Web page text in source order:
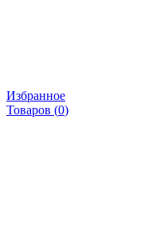
Избранное
Товаров (0)